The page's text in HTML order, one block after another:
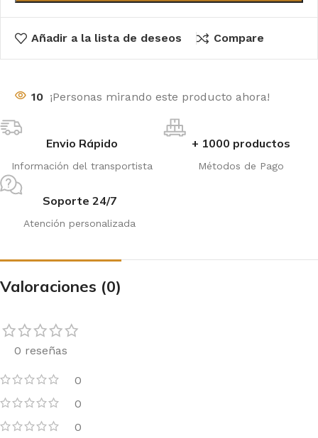
Añadir a la lista de deseos Compare
10 ¡Personas mirando este producto ahora!
Envio Rápido
Información del transportista
+ 1000 productos
Métodos de Pago
Soporte 24/7
Atención personalizada
Valoraciones (0)
0 reseñas
0
0
0